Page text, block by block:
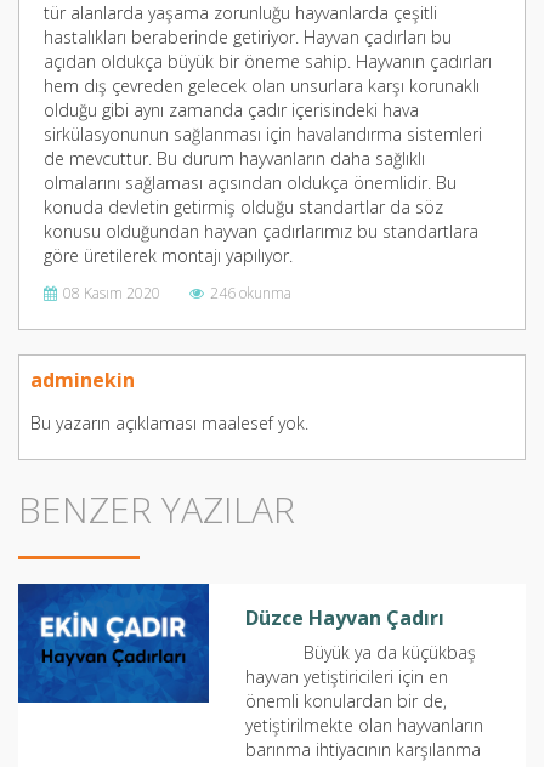
tür alanlarda yaşama zorunluğu hayvanlarda çeşitli
hastalıkları beraberinde getiriyor. Hayvan çadırları bu
açıdan oldukça büyük bir öneme sahip. Hayvanın çadırları
hem dış çevreden gelecek olan unsurlara karşı korunaklı
olduğu gibi aynı zamanda çadır içerisindeki hava
sirkülasyonunun sağlanması için havalandırma sistemleri
de mevcuttur. Bu durum hayvanların daha sağlıklı
olmalarını sağlaması açısından oldukça önemlidir. Bu
konuda devletin getirmiş olduğu standartlar da söz
konusu olduğundan hayvan çadırlarımız bu standartlara
göre üretilerek montajı yapılıyor.
08 Kasım 2020 246 okunma
adminekin
Bu yazarın açıklaması maalesef yok.
BENZER YAZILAR
Düzce Hayvan Çadırı
Büyük ya da küçükbaş
hayvan yetiştiricileri için en
önemli konulardan bir de,
yetiştirilmekte olan hayvanların
barınma ihtiyacının karşılanma